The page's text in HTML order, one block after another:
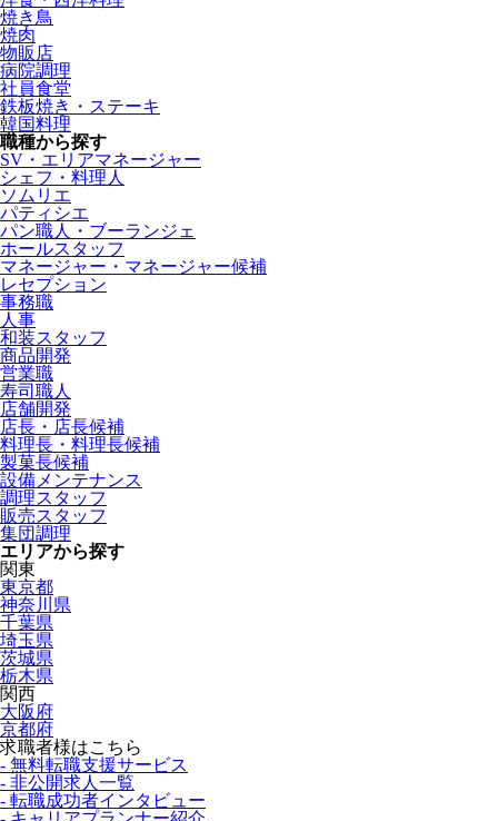
焼き鳥
焼肉
物販店
病院調理
社員食堂
鉄板焼き・ステーキ
韓国料理
職種から探す
SV・エリアマネージャー
シェフ・料理人
ソムリエ
パティシエ
パン職人・ブーランジェ
ホールスタッフ
マネージャー・マネージャー候補
レセプション
事務職
人事
和装スタッフ
商品開発
営業職
寿司職人
店舗開発
店長・店長候補
料理長・料理長候補
製菓長候補
設備メンテナンス
調理スタッフ
販売スタッフ
集団調理
エリアから探す
関東
東京都
神奈川県
千葉県
埼玉県
茨城県
栃木県
関西
大阪府
京都府
求職者様はこちら
- 無料転職支援サービス
- 非公開求人一覧
- 転職成功者インタビュー